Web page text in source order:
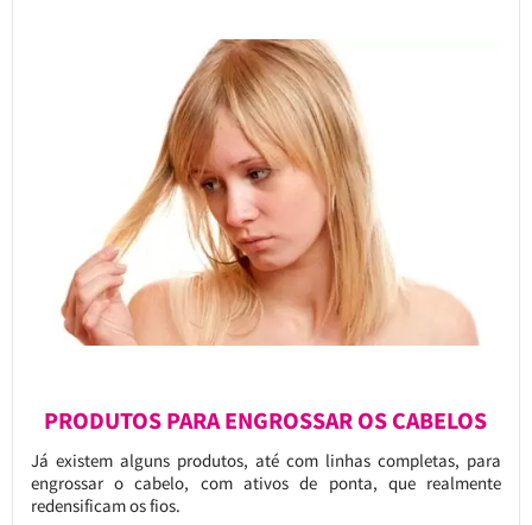
PRODUTOS PARA ENGROSSAR OS CABELOS
Já existem alguns produtos, até com linhas completas, para
engrossar o cabelo, com ativos de ponta, que realmente
redensificam os fios.